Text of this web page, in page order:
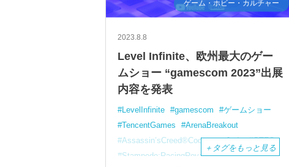
ゲーム・ホビー・カルチャー
2023.8.8
Level Infinite、欧州最大のゲー
ムショー “gamescom 2023”出展
内容を発表
LevelInfinite gamescom
ゲームショー
TencentGames
ArenaBreakout
Assassin’sCreed®CodenameJade
GTFO
Stampede:RacingRoyale
SYNCED
＋ タグをもっと見る